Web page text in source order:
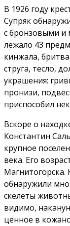
В 1926 году
Супряк
с бронзовыми
лежало 43
кинжала,
струга, тесло,
украшения:
пронизи,
приспособил
Вскоре о
Константин
крупное
века. Его
Магнитогорска.
обнаружили
скелеты
видимо,
ценное в